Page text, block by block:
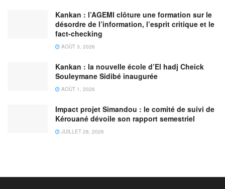
Kankan : l’AGEMI clôture une formation sur le
désordre de l’information, l’esprit critique et le
fact-checking
AOÛT 3, 2026
Kankan : la nouvelle école d’El hadj Cheick
Souleymane Sidibé inaugurée
AOÛT 1, 2026
Impact projet Simandou : le comité de suivi de
Kérouané dévoile son rapport semestriel
JUILLET 28, 2026